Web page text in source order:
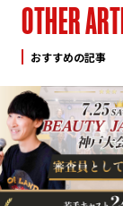
OTHERART
おすすめの記事